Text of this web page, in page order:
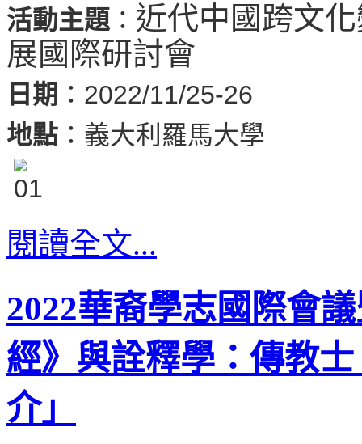
活動主題： 近代中國跨文
展國際研討會
日期 ：2022/11/25-26
地點 ：義大利羅馬大學
閱讀全文...
2022華裔學志國際會
經》與詮釋學：傳教
介」